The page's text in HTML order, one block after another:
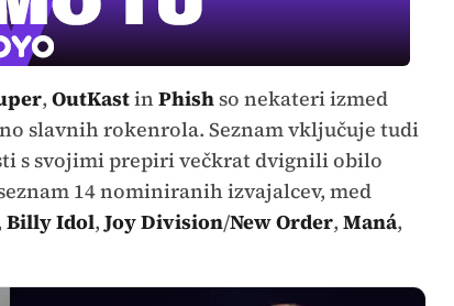
, OutKastinPhishso nekateri izmed
slavnih rokenrola. Seznam vključuje tudi
s svojimi prepiri večkrat dvignili obilo
14 nominiranih izvajalcev, med
Billy Idol,Joy Division/New Order, Maná,